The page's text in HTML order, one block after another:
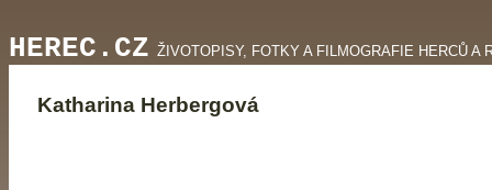
HEREC.CZ ŽIVOTOPISY, FOTKY A FILMOGRAFIE HERCŮ A
Katharina Herbergová